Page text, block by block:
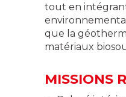
tout en
que la
matériaux
MISSIONS